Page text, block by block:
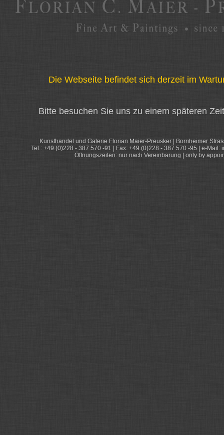
Die Webseite befindet sich derzeit im
Bitte besuchen Sie uns zu einem späteren
Kunsthandel und Galerie Florian Maier-Preusker | Bornheimer
Tel.: +49.(0)228 - 387 570 -91 | Fax: +49.(0)228 - 387 570 -95 | e-Mail:
Öffnungszeiten: nur nach Vereinbarung | only by